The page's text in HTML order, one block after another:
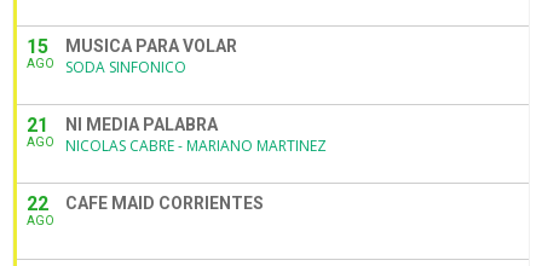
15
AGO
MUSICA PARA VOLAR
SODA SINFONICO
21
AGO
NI MEDIA PALABRA
NICOLAS CABRE - MARIANO MARTINEZ
22
AGO
CAFE MAID CORRIENTES